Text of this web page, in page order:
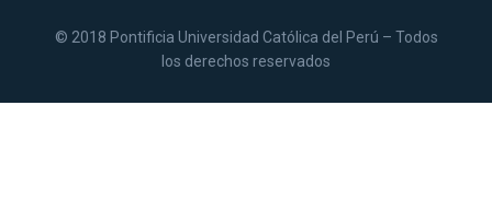
© 2018 Pontificia Universidad Católica del Perú – Todos
los derechos reservados